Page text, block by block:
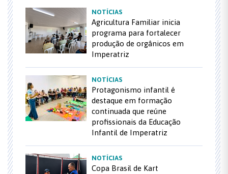
NOTÍCIAS
Agricultura Familiar inicia
programa para fortalecer
produção de orgânicos em
Imperatriz
NOTÍCIAS
Protagonismo infantil é
destaque em formação
continuada que reúne
profissionais da Educação
Infantil de Imperatriz
NOTÍCIAS
Copa Brasil de Kart